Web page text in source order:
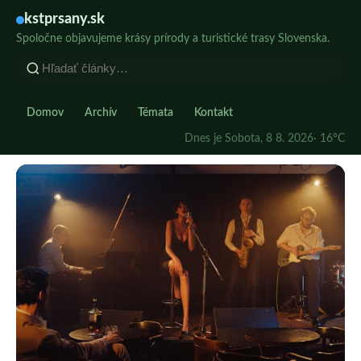
kstprsany.sk
Spoločne objavujeme krásy prírody a turistické trasy Slovenska.
Domov Archív Témata Kontakt
Dnes je Sobota, 8 8. 2026· 16°C